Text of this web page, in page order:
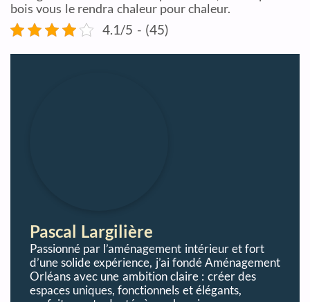
bois vous le rendra chaleur pour chaleur.
4.1/5 - (45)
Pascal Largilière
Passionné par l’aménagement intérieur et fort
d’une solide expérience, j’ai fondé Aménagement
Orléans avec une ambition claire : créer des
espaces uniques, fonctionnels et élégants,